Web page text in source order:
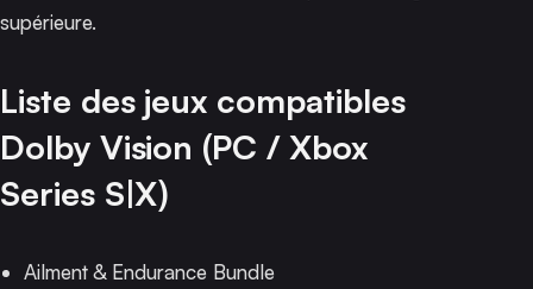
supérieure.
Liste des jeux compatibles
Dolby Vision (PC / Xbox
Series S|X)
Ailment & Endurance Bundle